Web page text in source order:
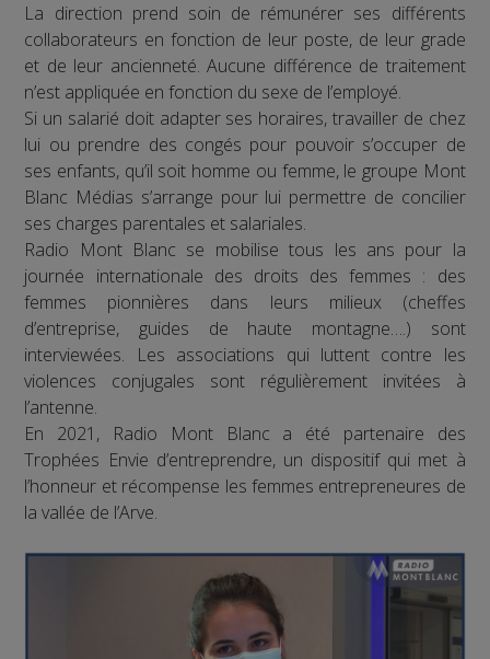
La direction prend soin de rémunérer ses différents
collaborateurs en fonction de leur poste, de leur grade
et de leur ancienneté. Aucune différence de traitement
n’est appliquée en fonction du sexe de l’employé.
Si un salarié doit adapter ses horaires, travailler de chez
lui ou prendre des congés pour pouvoir s’occuper de
ses enfants, qu’il soit homme ou femme, le groupe Mont
Blanc Médias s’arrange pour lui permettre de concilier
ses charges parentales et salariales.
Radio Mont Blanc se mobilise tous les ans pour la
journée internationale des droits des femmes : des
femmes pionnières dans leurs milieux (cheffes
d’entreprise, guides de haute montagne….) sont
interviewées. Les associations qui luttent contre les
violences conjugales sont régulièrement invitées à
l’antenne.
En 2021, Radio Mont Blanc a été partenaire des
Trophées Envie d’entreprendre, un dispositif qui met à
l’honneur et récompense les femmes entrepreneures de
la vallée de l’Arve.